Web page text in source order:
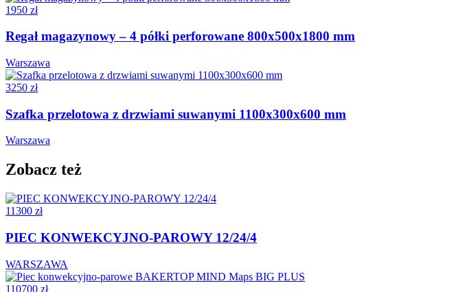
1950 zł
Regał magazynowy – 4 półki perforowane 800x500x1800 mm
Warszawa
3250 zł
Szafka przelotowa z drzwiami suwanymi 1100x300x600 mm
Warszawa
Zobacz też
11300 zł
PIEC KONWEKCYJNO-PAROWY 12/24/4
WARSZAWA
110700 zł